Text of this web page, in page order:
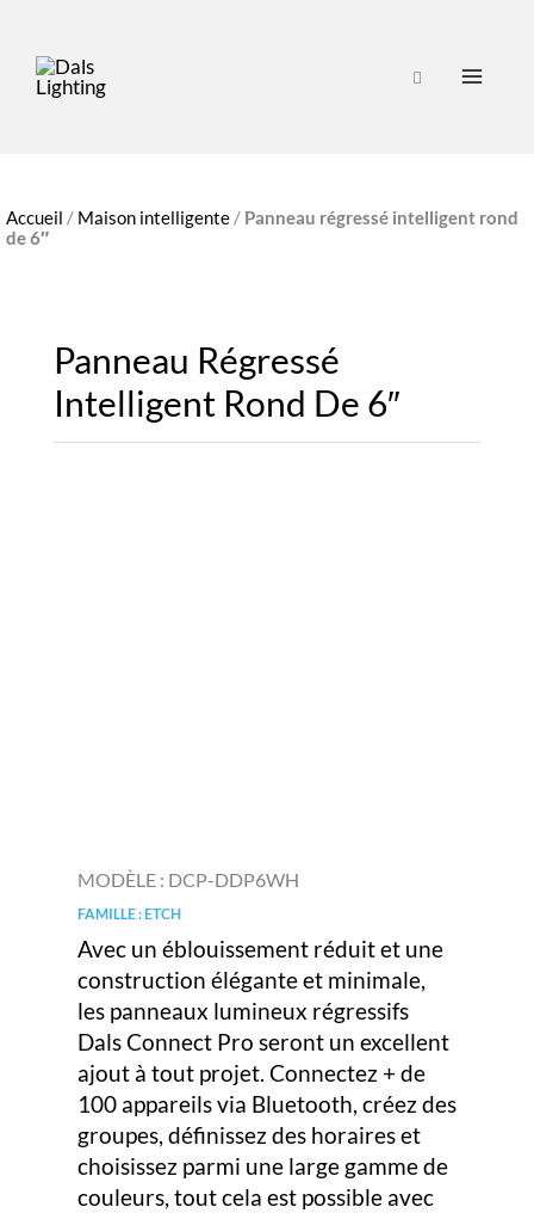
Accueil / Maison intelligente/ Panneau régressé intelligent rond
de 6″
Panneau Régressé
Intelligent Rond De 6″
MODÈLE : DCP-DDP6WH
FAMILLE : ETCH
Avec un éblouissement réduit et une
construction élégante et minimale,
les panneaux lumineux régressifs
Dals Connect Pro seront un excellent
ajout à tout projet. Connectez + de
100 appareils via Bluetooth, créez des
groupes, définissez des horaires et
choisissez parmi une large gamme de
couleurs, tout cela est possible avec